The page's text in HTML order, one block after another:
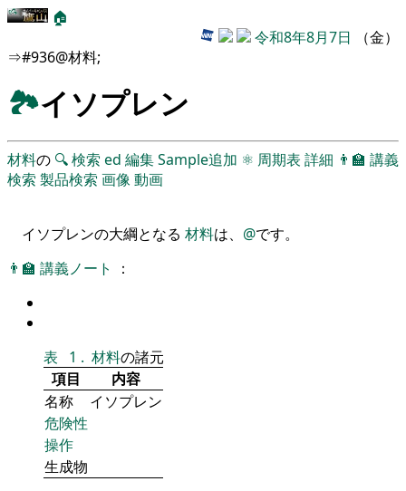
🏠
令和8年8月7日 （金）
⇒#936@材料;
🏞イソプレン
材料の 🔍検索 ed 編集Sample追加 ⚛ 周期表 詳細 👨‍🏫 講義
検索 製品検索 画像動画
イソプレンの大綱となる 材料は、 @です。
👨‍🏫 講義ノート ：
表 1 . 材料の諸元
項目
内容
名称
イソプレン
危険性
操作
生成物